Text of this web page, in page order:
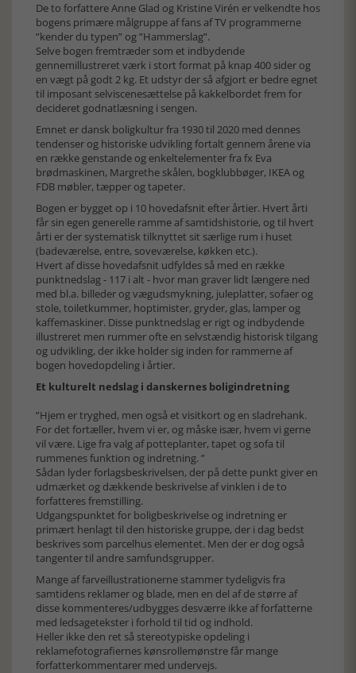
De to forfattere Anne Glad og Kristine Virén er velkendte hos
bogens primære målgruppe af fans af TV programmerne
”kender du typen” og ”Hammerslag”.
Selve bogen fremtræder som et indbydende
gennemillustreret værk i stort format på knap 400 sider og
en vægt på godt 2 kg. Et udstyr der så afgjort er bedre egnet
til imposant selviscenesættelse på kakkelbordet frem for
decideret godnatlæsning i sengen.
Emnet er dansk boligkultur fra 1930 til 2020 med dennes
tendenser og historiske udvikling fortalt gennem årene via
en række genstande og enkeltelementer fra fx Eva
brødmaskinen, Margrethe skålen, bogklubbøger, IKEA og
FDB møbler, tæpper og tapeter.
Bogen er bygget op i 10 hovedafsnit efter årtier. Hvert årti
får sin egen generelle ramme af samtidshistorie, og til hvert
årti er der systematisk tilknyttet sit særlige rum i huset
(badeværelse, entre, soveværelse, køkken etc.).
Hvert af disse hovedafsnit udfyldes så med en række
punktnedslag - 117 i alt - hvor man graver lidt længere ned
med bl.a. billeder og vægudsmykning, juleplatter, sofaer og
stole, toiletkummer, hoptimister, gryder, glas, lamper og
kaffemaskiner. Disse punktnedslag er rigt og indbydende
illustreret men rummer ofte en selvstændig historisk tilgang
og udvikling, der ikke holder sig inden for rammerne af
bogen hovedopdeling i årtier.
Et kulturelt nedslag i danskernes boligindretning
”Hjem er tryghed, men også et visitkort og en sladrehank.
For det fortæller, hvem vi er, og måske især, hvem vi gerne
vil være. Lige fra valg af potteplanter, tapet og sofa til
rummenes funktion og indretning. ”
Sådan lyder forlagsbeskrivelsen, der på dette punkt giver en
udmærket og dækkende beskrivelse af vinklen i de to
forfatteres fremstilling.
Udgangspunktet for boligbeskrivelse og indretning er
primært henlagt til den historiske gruppe, der i dag bedst
beskrives som parcelhus elementet. Men der er dog også
tangenter til andre samfundsgrupper.
Mange af farveillustrationerne stammer tydeligvis fra
samtidens reklamer og blade, men en del af de større af
disse kommenteres/udbygges desværre ikke af forfatterne
med ledsagetekster i forhold til tid og indhold.
Heller ikke den ret så stereotypiske opdeling i
reklamefotografiernes kønsrollemønstre får mange
forfatterkommentarer med undervejs.